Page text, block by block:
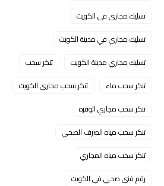
تسليك مجارى فى الكويت
تسليك مجاري في مدينة الكويت
تسليك مجاري مدينة الكويت
تنكر سحب
تنكر سحب ماء
تنكر سحب مجاري الكويت
تنكر سحب مجاري الوفره
تنكر سحب مياه الصرف الصحي
تنكر سحب مياه المجاري
رقم فني صحي في الكويت